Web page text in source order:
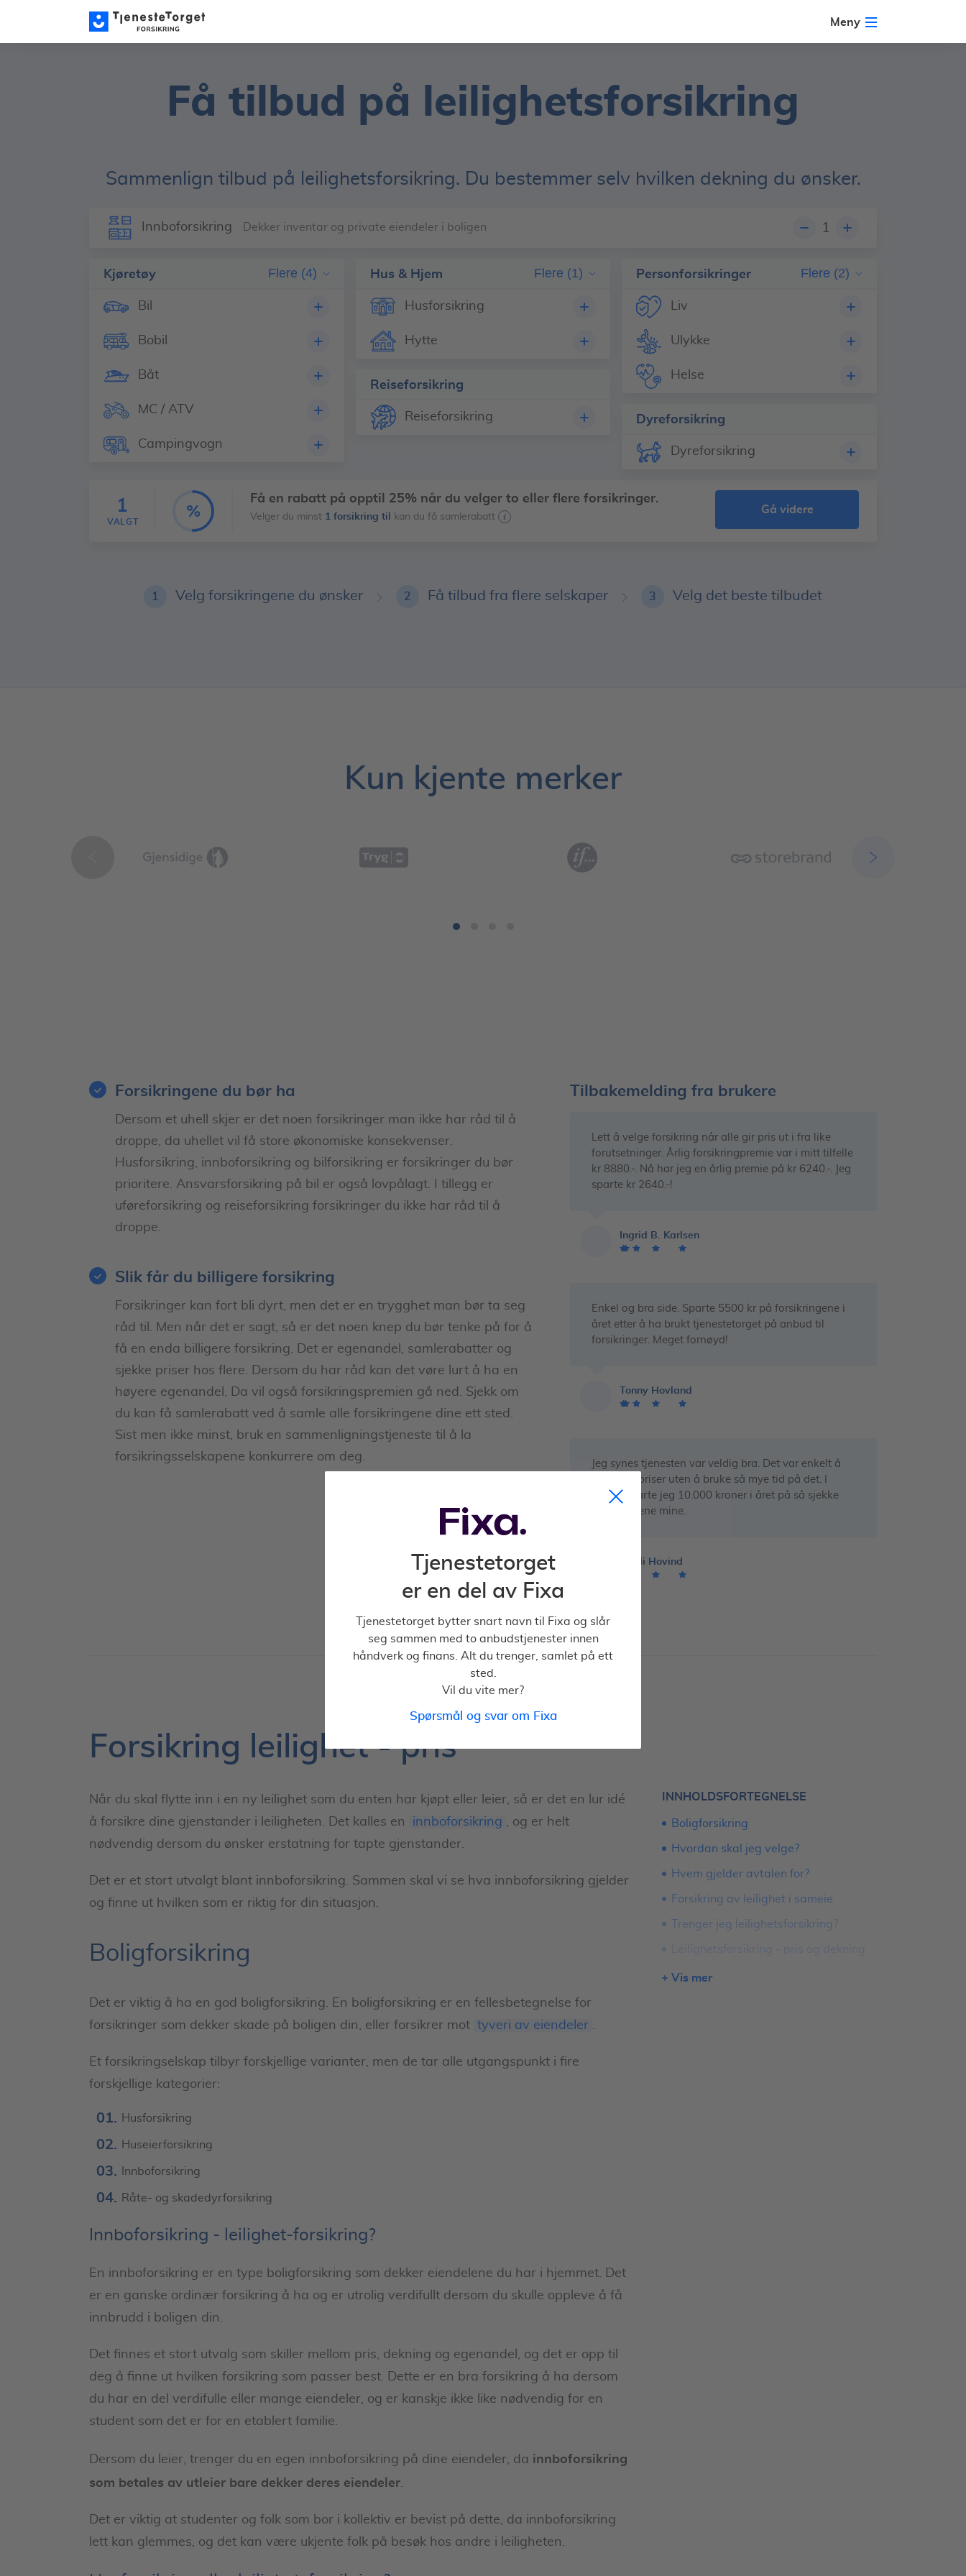
Meny
Få tilbud på leilighetsforsikring
Sammenlign tilbud på leilighetsforsikring. Du bestemmer selv hvilken dekning du ønsker.
Innboforsikring Dekker inventar og private eiendeler i boligen 1
Kjøretøy Flere (4)
Bil
Bobil
Båt
MC / ATV
Campingvogn
Hus & Hjem Flere (1)
Husforsikring
Hytte
Reiseforsikring
Reiseforsikring
Personforsikringer Flere (2)
Liv
Ulykke
Helse
Dyreforsikring
Dyreforsikring
1
VALGT
Få en rabatt på opptil 25% når du velger to eller flere forsikringer.
Velger du minst 1 forsikring til kan du få samlerabatt
gå videre
1 Velg forsikringene du ønsker 2 Få tilbud fra flere selskaper 3 Velg det beste tilbudet
Kun kjente merker
Forsikringene du bør ha
Dersom et uhell skjer er det noen forsikringer man ikke har råd til å
droppe, da uhellet vil få store økonomiske konsekvenser.
Husforsikring, innboforsikring og bilforsikring er forsikringer du bør
prioritere. Ansvarsforsikring på bil er også lovpålagt. I tillegg er
uføreforsikring og reiseforsikring forsikringer du ikke har råd til å
droppe.
Slik får du billigere forsikring
Forsikringer kan fort bli dyrt, men det er en trygghet man bør ta seg
råd til. Men når det er sagt, så er det noen knep du bør tenke på for å
få en enda billigere forsikring. Det er egenandel, samlerabatter og
sjekke priser hos flere. Dersom du har råd kan det vøre lurt å ha en
høyere egenandel. Da vil også forsikringspremien gå ned. Sjekk om
du kan få samlerabatt ved å samle alle forsikringene dine ett sted.
Sist men ikke minst, bruk en sammenligningstjeneste til å la
forsikringsselskapene konkurrere om deg.
Tilbakemelding fra brukere
Lett å velge forsikring når alle gir pris ut i fra like
forutsetninger. Årlig forsikringpremie var i mitt tilfelle
kr 8880.-. Nå har jeg en årlig premie på kr 6240.-. Jeg
sparte kr 2640.-!
Ingrid B. Karlsen
Enkel og bra side. Sparte 5500 kr på forsikringene i
året etter å ha brukt tjenestetorget på anbud til
forsikringer. Meget fornøyd!
Tonny Hovland
Jeg synes tjenesten var veldig bra. Det var enkelt å
innhente priser uten å bruke så mye tid på det. I
tillegg sparte jeg 10.000 kroner i året på så sjekke
forsikringene mine.
Heidi Hovind
Forsikring leilighet - pris
Når du skal flytte inn i en ny leilighet som du enten har kjøpt eller leier, så er det en lur idé
å forsikre dine gjenstander i leiligheten. Det kalles en
innboforsikring , og er helt
nødvendig dersom du ønsker erstatning for tapte gjenstander.
Det er et stort utvalgt blant innboforsikring. Sammen skal vi se hva innboforsikring gjelder
og finne ut hvilken som er riktig for din situasjon.
Boligforsikring
Det er viktig å ha en god boligforsikring. En boligforsikring er en fellesbetegnelse for
forsikringer som dekker skade på boligen din, eller forsikrer mot tyveri av eiendeler .
Et forsikringselskap tilbyr forskjellige varianter, men de tar alle utgangspunkt i fire
forskjellige kategorier:
Husforsikring
Huseierforsikring
Innboforsikring
Råte- og skadedyrforsikring
Innboforsikring - leilighet-forsikring?
En innboforsikring er en type boligforsikring som dekker eiendelene du har i hjemmet. Det
er en ganske ordinær forsikring å ha og er utrolig verdifullt dersom du skulle oppleve å få
innbrudd i boligen din.
Det finnes et stort utvalg som skiller mellom pris, dekning og egenandel, og det er opp til
deg å finne ut hvilken forsikring som passer best. Dette er en bra forsikring å ha dersom
du har en del verdifulle eller mange eiendeler, og er kanskje ikke like nødvendig for en
student som det er for en etablert familie.
Dersom du leier, trenger du en egen innboforsikring på dine eiendeler, da innboforsikring
som betales av utleier bare dekker deres eiendeler.
Det er viktig at studenter og folk som bor i kollektiv er bevist på dette, da innboforsikring
lett kan glemmes, og det kan være ukjente folk på besøk hos andre i leiligheten.
INNHOLDSFORTEGNELSE
Boligforsikring
Hvordan skal jeg velge?
Hvem gjelder avtalen for?
Forsikring av leilighet i sameie
Trenger jeg leilighetsforsikring?
Vis mer
Tjenestetorget
er en del av Fixa
Tjenestetorget bytter snart navn til Fixa og slår
seg sammen med to anbudstjenester innen
håndverk og finans. Alt du trenger, samlet på ett
sted.
Vil du vite mer?
Spørsmål og svar om Fixa